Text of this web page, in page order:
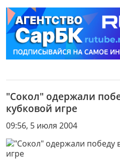
"Сокол" одержали
кубковой игре
09:56, 5 июля 2004